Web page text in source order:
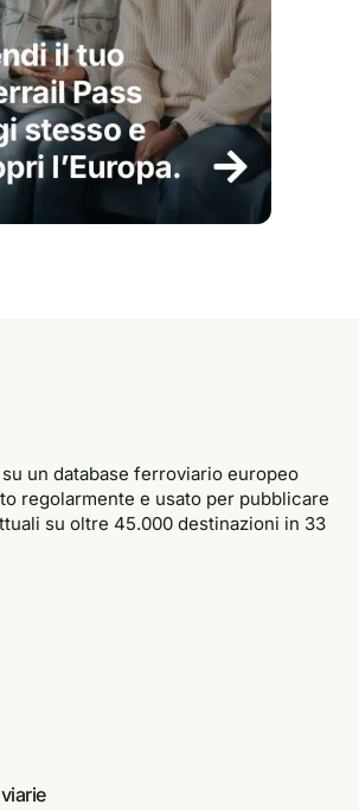
su un database ferroviario europeo
regolarmente e usato per pubblicare
su oltre 45.000 destinazioni in 33